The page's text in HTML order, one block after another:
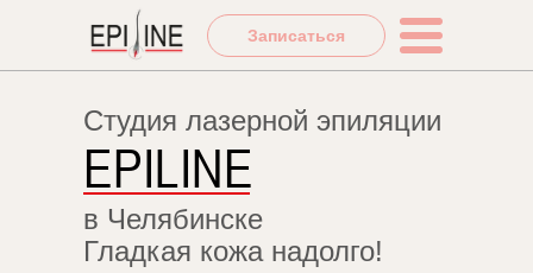
Записаться
Студия лазерной эпиляции
в Челябинске
Гладкая кожа надолго!
EPILINE